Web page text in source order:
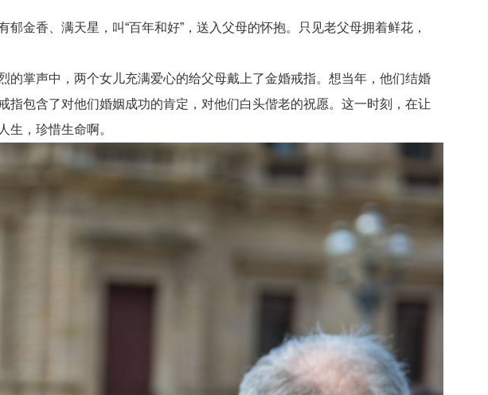
香、满天星，叫“百年和好”，送入父母的怀抱。只见老父母拥着鲜花，
掌声中，两个女儿充满爱心的给父母戴上了金婚戒指。想当年，他们结婚
包含了对他们婚姻成功的肯定，对他们白头偕老的祝愿。这一时刻，在让
生，珍惜生命啊。